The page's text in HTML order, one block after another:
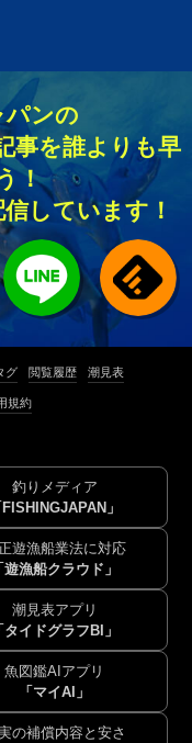
パンの
事を誰よりも早
！
しています！
グ 閲覧履歴 潮見表
規約
釣りメディア
FISHINGJAPAN」
遊漁船業法に対応
遊漁船クラウド」
潮見表アプリ
タイドグラフBI」
魚図鑑AIアプリ
「マイAI」
の補償内容と安さ